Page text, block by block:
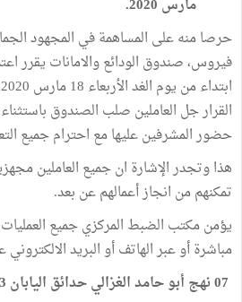
مارس 2020.
حرصا منه على المساهمة في المجهود
فيروس، صندوق الودائع والامانات يقرر
القرار جل العاملين صلب الصندوق
حضور المشرفين عليها مع احترام جميع
هذا وتجدر الإشارة ان جميع العاملين
تمكنهم من انجاز أعمالهم عن بعد.
يؤمن مكتب الضبط المركزي جميع
مباشرة أو عبر الهاتف أو البريد الالكتروني